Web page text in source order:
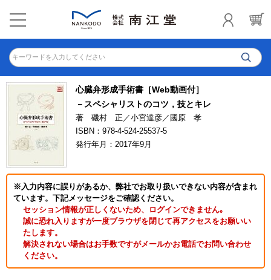
キーワードを入力してください
心臓弁形成手術書［Web動画付］
－スペシャリストのコツ，技とキレ
著 磯村 正／小宮達彦／國原 孝
ISBN：978-4-524-25537-5
発行年月：2017年9月
※入力内容に誤りがあるか、弊社でお取り扱いできない内容が含まれ
ています。下記メッセージをご確認ください。
セッション情報が正しくないため、ログインできません｡
誠に恐れ入りますが一度ブラウザを閉じて再アクセスをお願いい
たします。
解決されない場合はお手数ですがメールかお電話でお問い合わせ
ください。